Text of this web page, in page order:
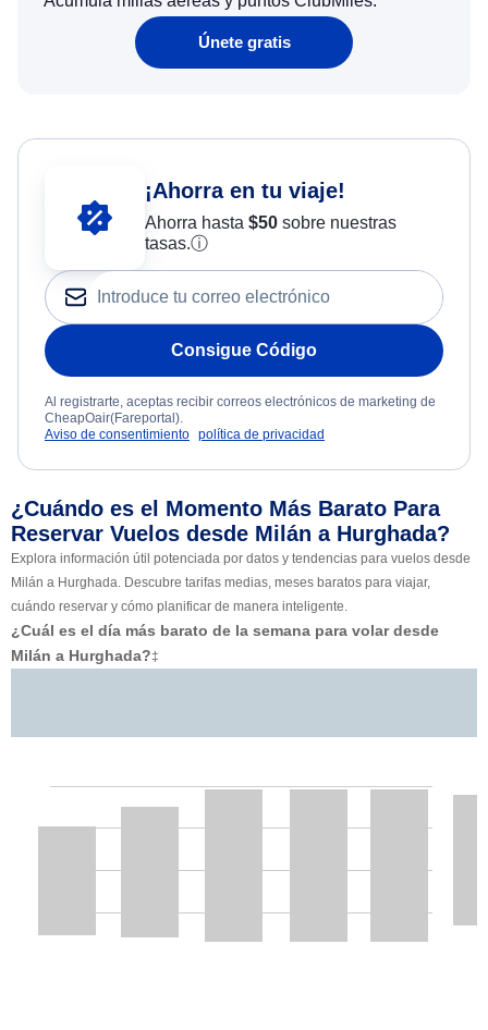
Únete gratis
¡Ahorra en tu viaje!
Ahorra hasta $50sobre nuestras
tasas.ⓘ
Consigue Código
Al registrarte, aceptas recibir correos electrónicos de marketing de
CheapOair(Fareportal).
Aviso de consentimiento política de privacidad
¿Cuándo es el Momento Más Barato Para
Reservar Vuelos desde Milán a Hurghada?
Explora información útil potenciada por datos y tendencias para vuelos desde
Milán a Hurghada. Descubre tarifas medias, meses baratos para viajar,
cuándo reservar y cómo planificar de manera inteligente.
¿Cuál es el día más barato de la semana para volar desde
Milán a Hurghada?‡